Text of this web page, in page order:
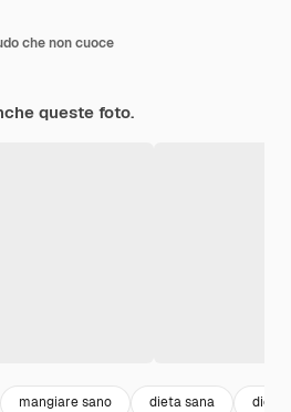
che non cuoce
queste foto.
mangiare sano dieta sana dieta